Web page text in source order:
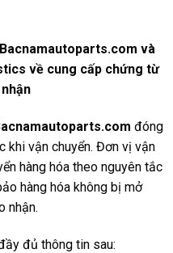
Bacnamautoparts.com và
về cung cấp chứng từ
.com đóng
khi vận chuyển. Đơn vị vận
hàng hóa theo nguyên tắc
hàng hóa không bị mở
nhận.
đủ thông tin sau: